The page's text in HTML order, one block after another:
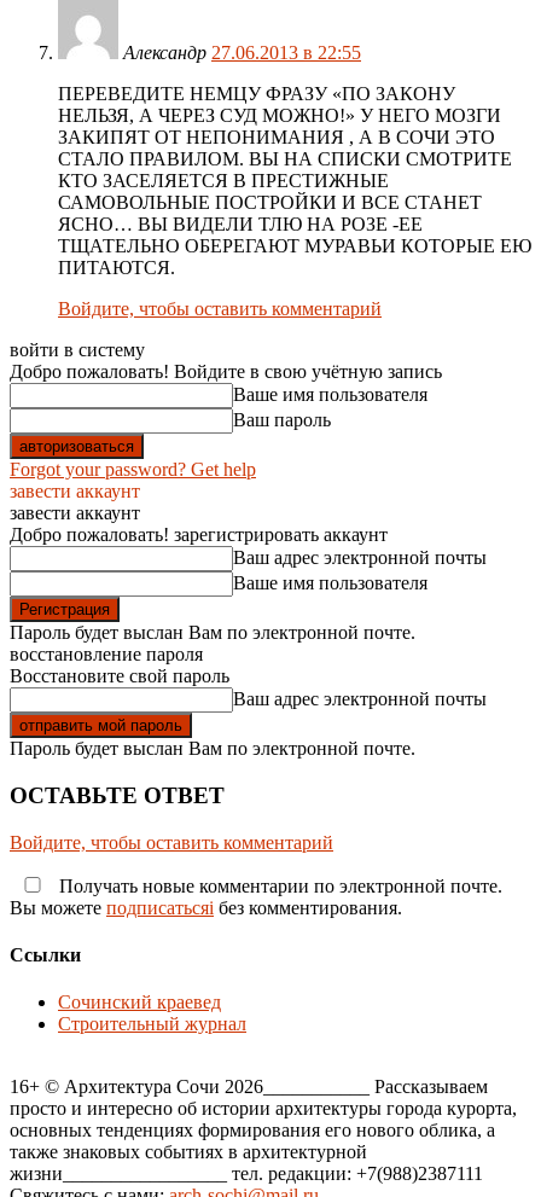
Aлександр 27.06.2013 в 22:55
ПЕРЕВЕДИТЕ НЕМЦУ ФРАЗУ «ПО ЗАКОНУ
НЕЛЬЗЯ, А ЧЕРЕЗ СУД МОЖНО!» У НЕГО МОЗГИ
ЗАКИПЯТ ОТ НЕПОНИМАНИЯ , А В СОЧИ ЭТО
СТАЛО ПРАВИЛОМ. ВЫ НА СПИСКИ СМОТРИТЕ
КТО ЗАСЕЛЯЕТСЯ В ПРЕСТИЖНЫЕ
САМОВОЛЬНЫЕ ПОСТРОЙКИ И ВСЕ СТАНЕТ
ЯСНО… ВЫ ВИДЕЛИ ТЛЮ НА РОЗЕ -ЕЕ
ТЩАТЕЛЬНО ОБЕРЕГАЮТ МУРАВЬИ КОТОРЫЕ ЕЮ
ПИТАЮТСЯ.
Войдите, чтобы оставить комментарий
войти в систему
Добро пожаловать! Войдите в свою учётную запись
Ваше имя пользователя
Ваш пароль
Forgot your password? Get help
завести аккаунт
завести аккаунт
Добро пожаловать! зарегистрировать аккаунт
Ваш адрес электронной почты
Ваше имя пользователя
Пароль будет выслан Вам по электронной почте.
восстановление пароля
Восстановите свой пароль
Ваш адрес электронной почты
Пароль будет выслан Вам по электронной почте.
ОСТАВЬТЕ ОТВЕТ
Войдите, чтобы оставить комментарий
Получать новые комментарии по электронной почте.
Вы можете подписатьсяi без комментирования.
Ссылки
Сочинский краевед
Строительный журнал
16+ © Архитектура Сочи 2026___________ Рассказываем
просто и интересно об истории архитектуры города курорта,
основных тенденциях формирования его нового облика, а
также знаковых событиях в архитектурной
жизни_________________ тел. редакции: +7(988)2387111